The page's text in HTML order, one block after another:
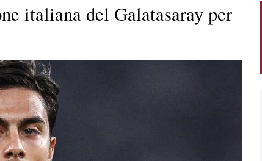
italiana del Galatasaray per